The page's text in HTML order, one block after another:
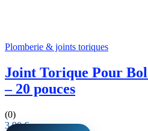
Plomberie & joints toriques
Joint Torique Pour
– 20 pouces
(0)
3,90€